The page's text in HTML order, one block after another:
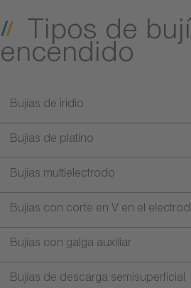
Tipos de
encendido
Bujías de iridio
Bujías de platino
Bujías multielectrodo
Bujías con corte en V en el
Bujías con galga auxiliar
Bujías de descarga semisuperficial